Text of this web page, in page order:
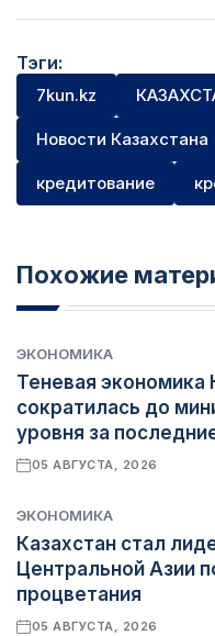
Тэги:
7kun.kz
Новости Казахстана
кредитование
Похожие
ЭКОНОМИКА
Теневая экономика
сократилась до
уровня за
05 АВГУСТА, 2026
ЭКОНОМИКА
Казахстан стал
Центральной Азии
процветания
05 АВГУСТА, 2026